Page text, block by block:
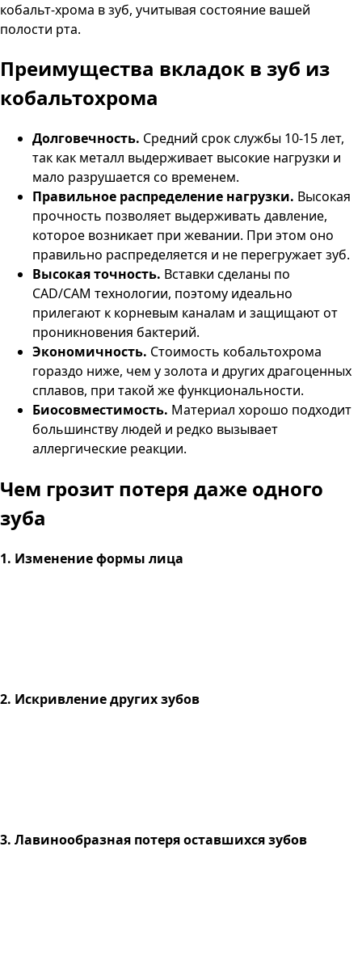
кобальт-хрома в зуб, учитывая состояние вашей
полости рта.
Преимущества вкладок в зуб из
кобальтохрома
Долговечность. Средний срок службы 10-15 лет,
так как металл выдерживает высокие нагрузки и
мало разрушается со временем.
Правильное распределение нагрузки. Высокая
прочность позволяет выдерживать давление,
которое возникает при жевании. При этом оно
правильно распределяется и не перегружает зуб.
Высокая точность. Вставки сделаны по
CAD/CAM технологии, поэтому идеально
прилегают к корневым каналам и защищают от
проникновения бактерий.
Экономичность. Стоимость кобальтохрома
гораздо ниже, чем у золота и других драгоценных
сплавов, при такой же функциональности.
Биосовместимость. Материал хорошо подходит
большинству людей и редко вызывает
аллергические реакции.
Чем грозит потеря даже одного
зуба
1. Изменение формы лица
2. Искривление других зубов
3. Лавинообразная потеря оставшихся зубов